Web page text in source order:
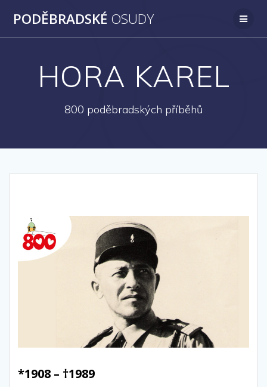
na
PODĚBRADSKÉ OSUDY
HORA KAREL
800 poděbradských příběhů
*1908 – †1989